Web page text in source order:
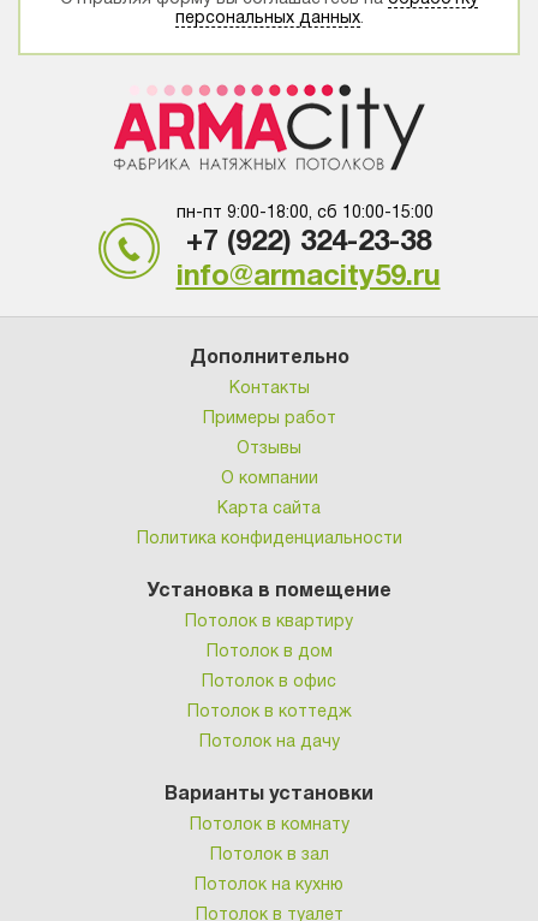
персональных данных.
пн-пт 9:00-18:00, сб 10:00-15:00
+7 (922) 324-23-38
info@armacity59.ru
Дополнительно
Контакты
Примеры работ
Отзывы
О компании
Карта сайта
Политика конфиденциальности
Установка в помещение
Потолок в квартиру
Потолок в дом
Потолок в офис
Потолок в коттедж
Потолок на дачу
Варианты установки
Потолок в комнату
Потолок в зал
Потолок на кухню
Потолок в туалет